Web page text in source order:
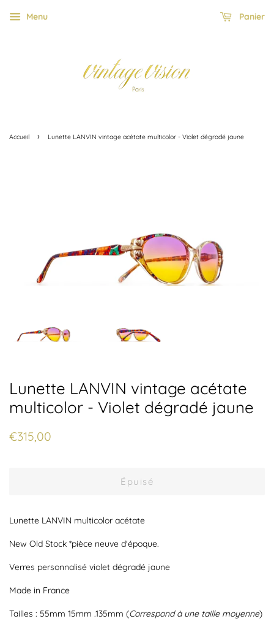
Menu Panier
Accueil › Lunette LANVIN vintage acétate multicolor - Violet dégradé jaune
Lunette LANVIN vintage acétate
multicolor - Violet dégradé jaune
Prix
€315,00
Épuisé
Lunette LANVIN multicolor acétate
New Old Stock *pièce neuve d'époque.
Verres personnalisé violet dégradé jaune
Made in France
Tailles : 55mm 15mm .135mm (Correspond à une taille moyenne)